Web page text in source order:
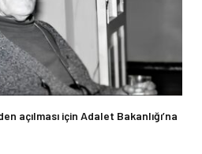
açılması için Adalet Bakanlığı’na